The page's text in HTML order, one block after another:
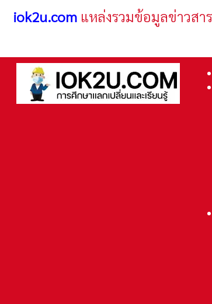
iok2u.com แหล่งรวมข้อมูลข่าวสา